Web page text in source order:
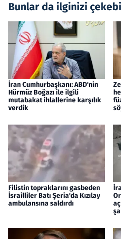
Bunlar da ilginizi
İran Cumhurbaşkanı: ABD'nin
Hürmüz Boğazı ile ilgili
mutabakat ihlallerine karşılık
verdik
Filistin topraklarını gasbeden
İsrailliler Batı Şeria'da Kızılay
ambulansına saldırdı